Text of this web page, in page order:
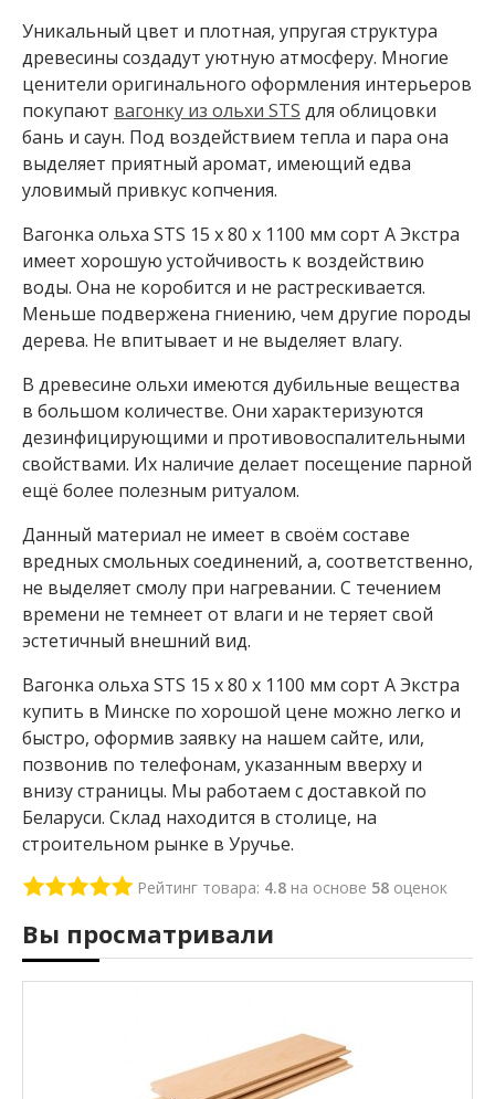
а
г
о
н
к
В
а
г
о
н
к
к
а
н
а
д
с
и
й
к
е
д
р
В
г
о
н
к
а
л
и
а
В
а
г
о
Уникальный цвет и плотная, упругая структура
древесины создадут уютную атмосферу. Многие
ценители оригинального оформления интерьеров
покупают вагонку из ольхи STS для облицовки
бань и саун. Под воздействием тепла и пара она
выделяет приятный аромат, имеющий едва
уловимый привкус копчения.
Вагонка ольха STS 15 x 80 x 1100 мм сорт А Экстра
имеет хорошую устойчивость к воздействию
воды. Она не коробится и не растрескивается.
Меньше подвержена гниению, чем другие породы
дерева. Не впитывает и не выделяет влагу.
В древесине ольхи имеются дубильные вещества
в большом количестве. Они характеризуются
дезинфицирующими и противовоспалительными
свойствами. Их наличие делает посещение парной
ещё более полезным ритуалом.
Данный материал не имеет в своём составе
вредных смольных соединений, а, соответственно,
не выделяет смолу при нагревании. С течением
времени не темнеет от влаги и не теряет свой
эстетичный внешний вид.
Вагонка ольха STS 15 x 80 x 1100 мм сорт А Экстра
купить в Минске по хорошой цене можно легко и
быстро, оформив заявку на нашем сайте, или,
позвонив по телефонам, указанным вверху и
внизу страницы. Мы работаем с доставкой по
Беларуси. Склад находится в столице, на
строительном рынке в Уручье.
Рейтинг товара: 4.8 на основе 58 оценок
Вы просматривали